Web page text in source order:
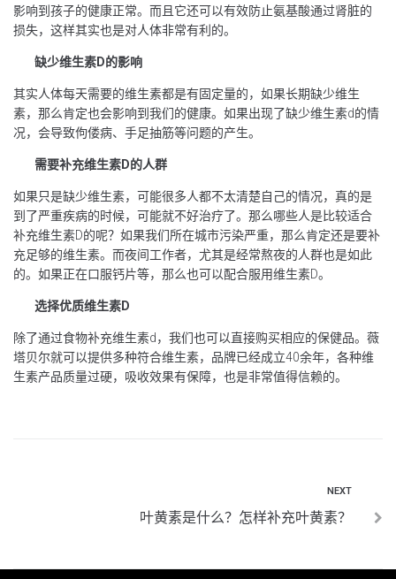
影响到孩子的健康正常。而且它还可以有效防止氨基酸通过肾脏的
损失，这样其实也是对人体非常有利的。
缺少维生素D的影响
其实人体每天需要的维生素都是有固定量的，如果长期缺少维生
素，那么肯定也会影响到我们的健康。如果出现了缺少维生素d的情
况，会导致佝偻病、手足抽筋等问题的产生。
需要补充维生素D的人群
如果只是缺少维生素，可能很多人都不太清楚自己的情况，真的是
到了严重疾病的时候，可能就不好治疗了。那么哪些人是比较适合
补充维生素D的呢？如果我们所在城市污染严重，那么肯定还是要补
充足够的维生素。而夜间工作者，尤其是经常熬夜的人群也是如此
的。如果正在口服钙片等，那么也可以配合服用维生素D。
选择优质维生素D
除了通过食物补充维生素d，我们也可以直接购买相应的保健品。薇
塔贝尔就可以提供多种符合维生素，品牌已经成立40余年，各种维
生素产品质量过硬，吸收效果有保障，也是非常值得信赖的。
NEXT
叶黄素是什么？怎样补充叶黄素？